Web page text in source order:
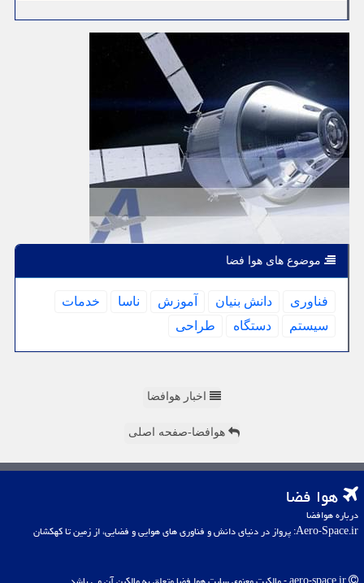
موضوع های هوا فضا
فناوری دانش بنیان آموزش ناسا
خدمات
سیستم
دستگاه طراحی
اخبار هوافضا
هوافضا-صفحه اصلی
هوا فضا
درباره هوافضا
Aero-Space.ir: پرواز در دنیای دانش و فناوری های هوایی و فضایی، از زمین تا کهکشان